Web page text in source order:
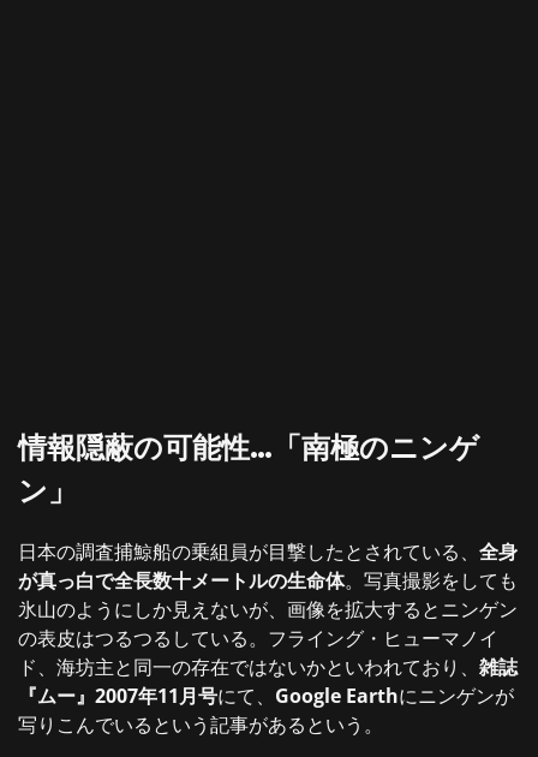
情報隠蔽の可能性…「南極のニンゲ
ン」
日本の調査捕鯨船の乗組員が目撃したとされている、 全身
が真っ白で全長数十メートルの生命体。写真撮影をしても
氷山のようにしか見えないが、画像を拡大するとニンゲン
の表皮はつるつるしている。フライング・ヒューマノイ
ド、海坊主と同一の存在ではないかといわれており、 雑誌
『ムー』2007年11月号にて、 Google Earthにニンゲンが
写りこんでいるという記事があるという。